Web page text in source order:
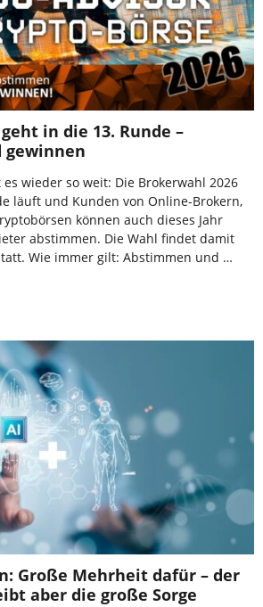
in die 13. Runde –
wieder so weit: Die Brokerwahl 2026
läuft und Kunden von Online-Brokern,
können auch dieses Jahr
abstimmen. Die Wahl findet damit
Wie immer gilt: Abstimmen und …
Große Mehrheit dafür – der
aber die große Sorge